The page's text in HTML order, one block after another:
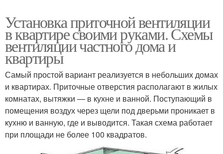
Установка приточной вентиляции
в квартире своими руками. Схемы
вентиляции частного дома и
квартиры
Самый простой вариант реализуется в небольших домах
и квартирах. Приточные отверстия располагают в жилых
комнатах, вытяжки — в кухне и ванной. Поступающий в
помещения воздух через щели под дверьми проникает в
кухню и ванную, где и выводится. Такая схема работает
при площади не более 100 квадратов.